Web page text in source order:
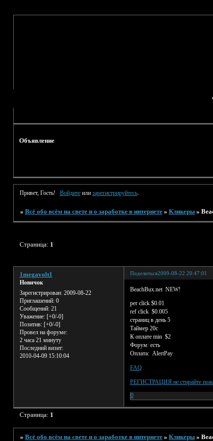
Объявление
Привет, Гость! Войдитеили зарегистрируйтесь.
» Всё обо всём на свете и о заработке в интернете » Кликеры »
Страница: 1
Поделиться2009-08-22 20:47:01
1megavolt1
Новичок
Зарегистрирован: 2009-08-22
Приглашений:0
Сообщений:21
Уважение: [+0/-0]
Позитив: [+0/-0]
Провел на форуме:
2 часа 21 минуту
Последний визит:
2010-04-09 15:10:04
BeachBux.net NEW!
per click $0.01
ref click $0.005
страниц в день 5
Таймер 20с
К оплате min $2
Форум: eсть
Оплата: AlertPay
FAQ
РЕГИСТРАЦИЯ не стирайте
0
Страница: 1
» Всё обо всём на свете и о заработке в интернете » Кликеры »